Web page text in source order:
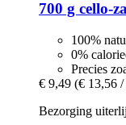
700 g cello-​
100%
0%
Precies
€ 9,49 (€ 13,56
Bezorging